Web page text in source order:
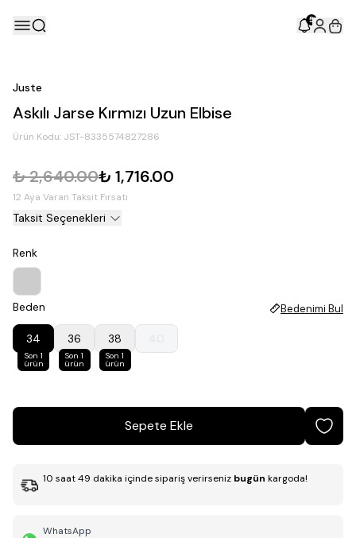
5
Juste
Askılı Jarse Kırmızı Uzun Elbise
Ürün Kodu: JST-8335574827286
₺ 2,640.00₺ 1,716.00
12 Aya Varan Taksit Fırsatı
Taksit Seçenekleri
Renk
Beden Bedenimi Bul
34
Son 1
ürün
36
Son 1
ürün
38
Son 1
ürün
Sepete Ekle
10 saat49 dakika içinde sipariş verirseniz bugün kargoda!
WhatsApp